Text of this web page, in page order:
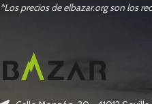
*Los precios de elbazar.org son los